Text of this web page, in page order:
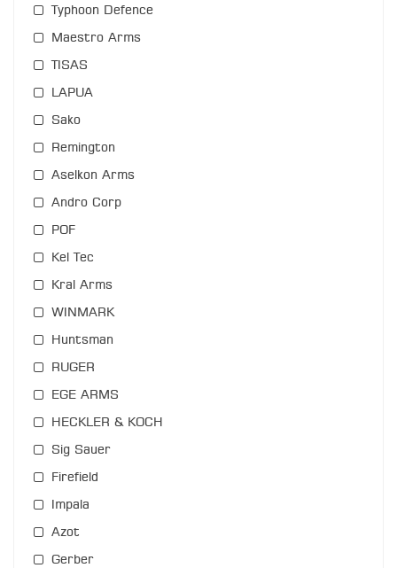
Typhoon Defence
Maestro Arms
TISAS
LAPUA
Sako
Remington
Aselkon Arms
Andro Corp
POF
Kel Tec
Kral Arms
WINMARK
Huntsman
RUGER
EGE ARMS
HECKLER & KOCH
Sig Sauer
Firefield
Impala
Azot
Gerber